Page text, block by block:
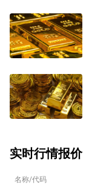
实时行情报价
名称/代码